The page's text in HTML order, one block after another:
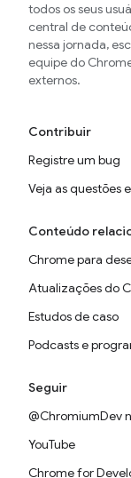
todos os seus
central de
nessa jornada,
equipe do
externos.
Contribuir
Registre um bug
Veja as questões
Conteúdo
Chrome para
Atualizações do
Estudos de caso
Podcasts e
Seguir
@ChromiumDev
YouTube
Chrome for